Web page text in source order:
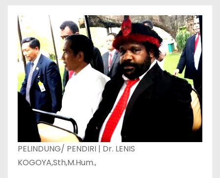
PELINDUNG/ PENDIRI | Dr. LENIS
KOGOYA,Sth,M.Hum.,